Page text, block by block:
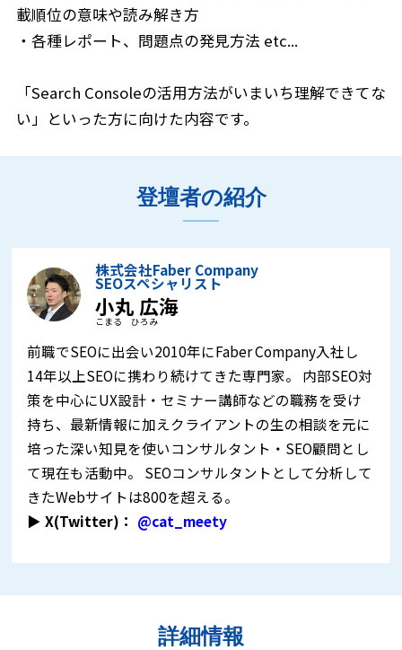
載順位の意味や読み解き方
・各種レポート、問題点の発見方法 etc...
「Search Consoleの活用方法がいまいち理解できてな
い」といった方に向けた内容です。
登壇者の紹介
株式会社Faber Company
SEOスペシャリスト
小丸 広海
こまる ひろみ
前職でSEOに出会い2010年にFaber Company入社し
14年以上SEOに携わり続けてきた専門家。 内部SEO対
策を中心にUX設計・セミナー講師などの職務を受け
持ち、最新情報に加えクライアントの生の相談を元に
培った深い知見を使いコンサルタント・SEO顧問とし
て現在も活動中。 SEOコンサルタントとして分析して
きたWebサイトは800を超える。
▶︎ X(Twitter)： @cat_meety
詳細情報